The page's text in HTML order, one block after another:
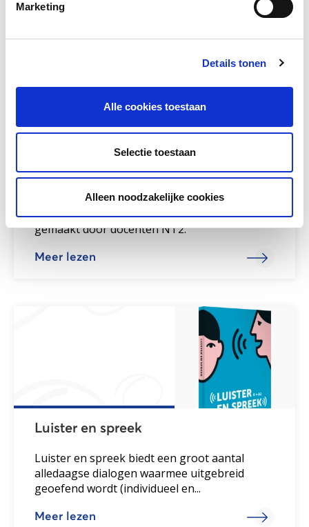
Marketing
Details tonen
Alle cookies toestaan
Selectie toestaan
Alleen noodzakelijke cookies
Andere bezoekers bekeken ook
Een gratis website met oefeningen van A1-B2,
gemaakt door docenten NT2.
Meer lezen
Luister en spreek
Luister en spreek biedt een groot aantal
alledaagse dialogen waarmee uitgebreid
geoefend wordt (individueel en...
Meer lezen